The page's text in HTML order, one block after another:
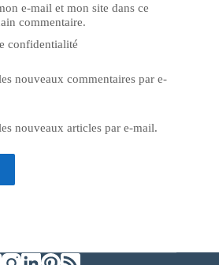
e-mail et mon site dans ce
commentaire.
confidentialité
nouveaux commentaires par e-
nouveaux articles par e-mail.